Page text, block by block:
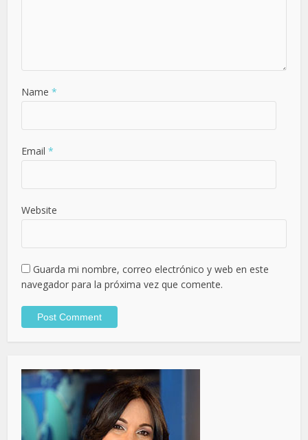
Name *
Email *
Website
Guarda mi nombre, correo electrónico y web en este
navegador para la próxima vez que comente.